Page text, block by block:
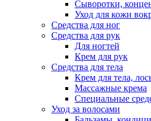
Сыворотки,
Уход для кожи
Средства для ног
Средства для рук
Для ногтей
Крем для рук
Средства для тела
Крем для тела,
Массажные крема
Специальные
Уход за волосами